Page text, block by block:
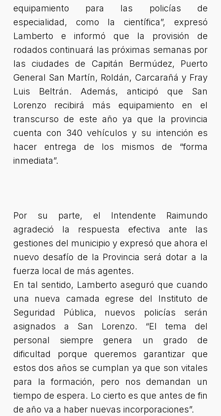
equipamiento para las policías de
especialidad, como la científica”, expresó
Lamberto e informó que la provisión de
rodados continuará las próximas semanas por
las ciudades de Capitán Bermúdez, Puerto
General San Martín, Roldán, Carcarañá y Fray
Luis Beltrán. Además, anticipó que San
Lorenzo recibirá más equipamiento en el
transcurso de este año ya que la provincia
cuenta con 340 vehículos y su intención es
hacer entrega de los mismos de “forma
inmediata”.
Por su parte, el Intendente Raimundo
agradeció la respuesta efectiva ante las
gestiones del municipio y expresó que ahora el
nuevo desafío de la Provincia será dotar a la
fuerza local de más agentes.
En tal sentido, Lamberto aseguró que cuando
una nueva camada egrese del Instituto de
Seguridad Pública, nuevos policías serán
asignados a San Lorenzo. “El tema del
personal siempre genera un grado de
dificultad porque queremos garantizar que
estos dos años se cumplan ya que son vitales
para la formación, pero nos demandan un
tiempo de espera. Lo cierto es que antes de fin
de año va a haber nuevas incorporaciones”.